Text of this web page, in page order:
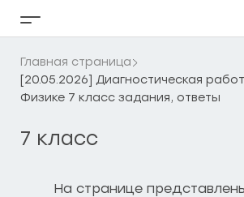
Кнопка
бокового
меню
Главная страница
[20.05.2026] Диагностическая
Физике 7 класс задания, ответы
7 класс
На странице